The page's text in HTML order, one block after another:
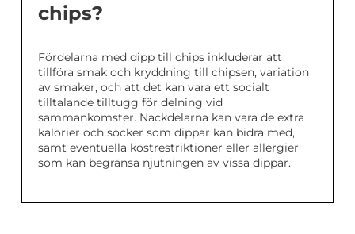
chips?
Fördelarna med dipp till chips inkluderar att
tillföra smak och kryddning till chipsen, variation
av smaker, och att det kan vara ett socialt
tilltalande tilltugg för delning vid
sammankomster. Nackdelarna kan vara de extra
kalorier och socker som dippar kan bidra med,
samt eventuella kostrestriktioner eller allergier
som kan begränsa njutningen av vissa dippar.